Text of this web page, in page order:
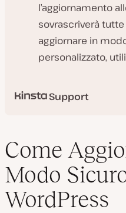
l’aggiornamento
sovrascriverà
aggiornare in
personalizzato,
Support
Come
Modo
WordPress